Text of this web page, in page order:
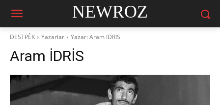
NEWROZ
DESTPÊK Yazarlar Yazar: Aram İDRİS
Aram İDRİS